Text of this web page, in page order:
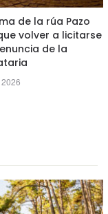
de la rúa Pazo
volver a licitarse
de la